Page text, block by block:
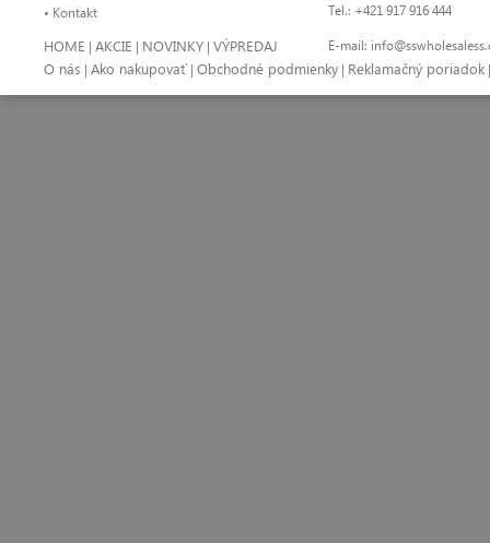
• Kontakt
Tel.: +421 917 916 444
E-mail:
HOME | AKCIE | NOVINKY | VÝPREDAJ
O nás | Ako nakupovať | Obchodné podmienky | Reklamačný poriadok